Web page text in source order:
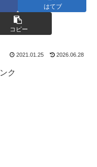
はてブ
コピー
2021.01.25 2026.06.28
ク